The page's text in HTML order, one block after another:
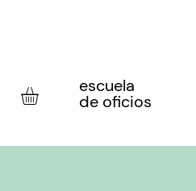
escuela
de oficios